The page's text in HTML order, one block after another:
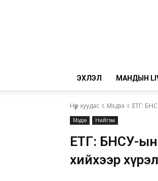
ЭХЛЭЛ МАНДЫН
Нүүр хуудас Мэдээ ЕТГ:
Мэдээ Нийгэм
ЕТГ: БНСУ-ын
хийхээр